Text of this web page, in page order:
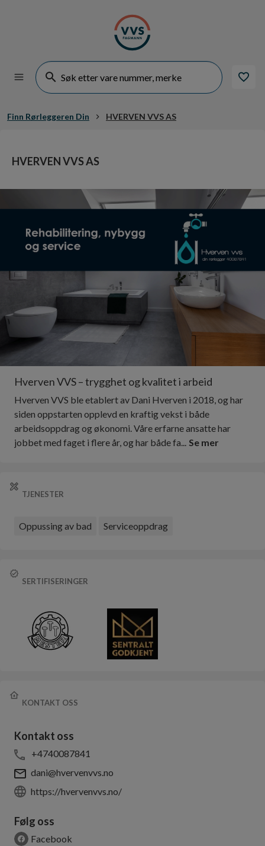
Finn Rørleggeren Din HVERVEN VVS AS
HVERVEN VVS AS
Hverven VVS – trygghet og kvalitet i arbeid
Hverven VVS ble etablert av Dani Hverven i 2018, og har
siden oppstarten opplevd en kraftig vekst i både
arbeidsoppdrag og økonomi. Våre erfarne ansatte har
jobbet med faget i flere år, og har både fa... Se mer
TJENESTER
Oppussing av bad Serviceoppdrag
SERTIFISERINGER
KONTAKT OSS
Kontakt oss
+4740087841
dani@hvervenvvs.no
https://hvervenvvs.no/
Følg oss
Facebook